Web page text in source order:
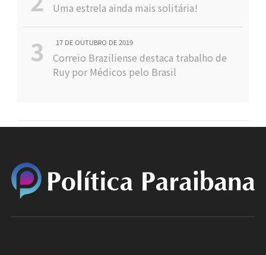
Uma estrela ainda mais solitária!
17 DE OUTUBRO DE 2019
Correio Braziliense destaca trabalho de
Ruy por Médicos pelo Brasil